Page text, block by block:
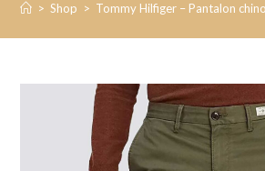
> Shop > Tommy Hilfiger – Pantalon